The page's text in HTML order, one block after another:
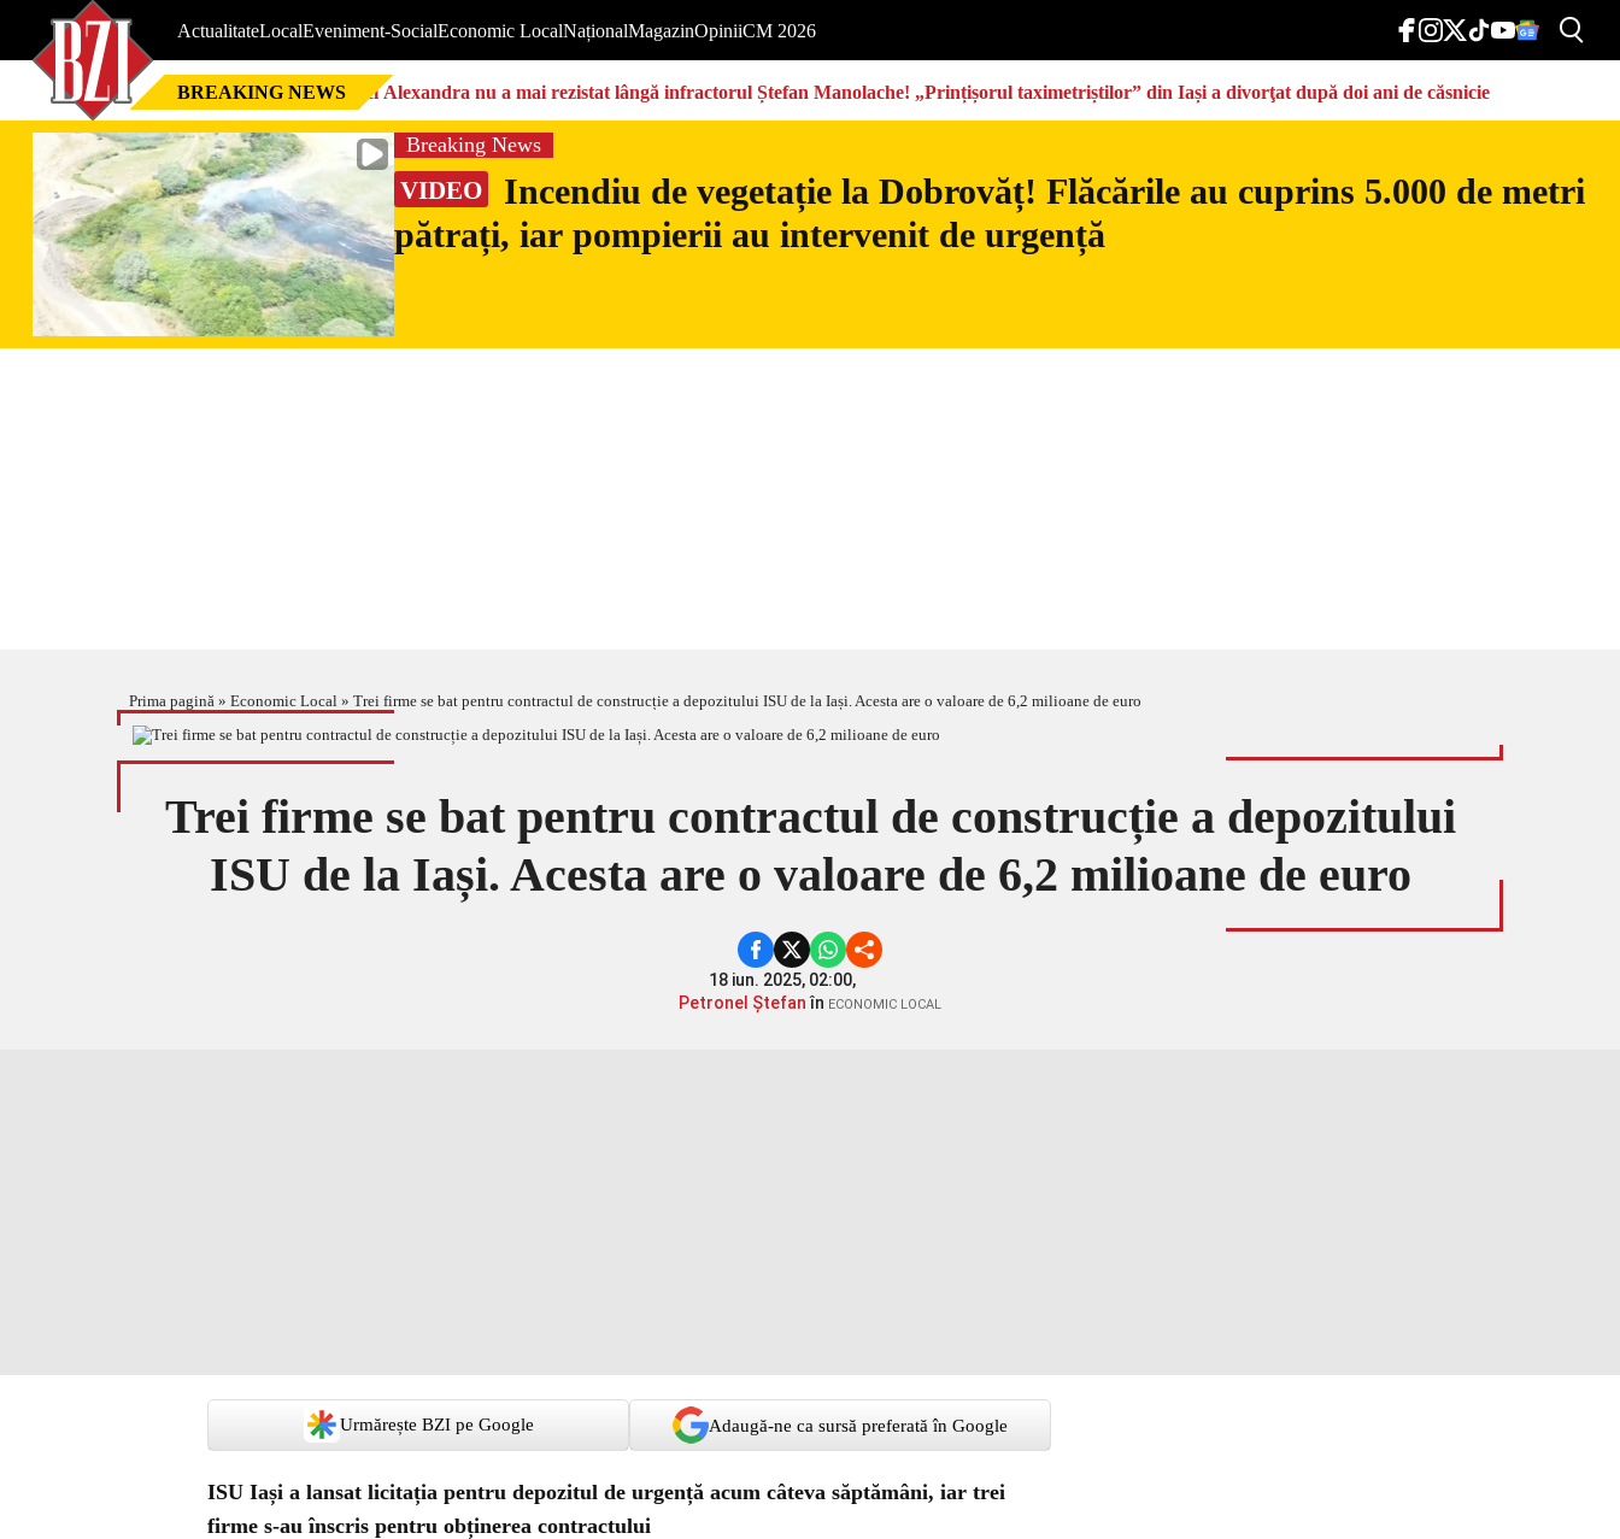
ActualitateLocalEveniment-SocialEconomic LocalNaționalMagazinOpiniiCM 2026
BREAKING NEWS Nici Alexandra nu a mai rezistat lângă infractorul Ștefan Manolache! „Prințișorul taximetriștilor” din Iași a divorţat după doi ani de căsnicie
Breaking News
VIDEO
Incendiu de vegetație la Dobrovăț! Flăcările au cuprins 5.000 de metri
pătrați, iar pompierii au intervenit de urgență
Prima pagină » Economic Local » Trei firme se bat pentru contractul de construcție a depozitului ISU de la Iași. Acesta are o valoare de 6,2 milioane de euro
Trei firme se bat pentru contractul de construcție a depozitului
ISU de la Iași. Acesta are o valoare de 6,2 milioane de euro
18 iun. 2025, 02:00,
Petronel Ștefanîn ECONOMIC LOCAL
Urmărește BZI pe Google Adaugă-ne ca sursă preferată în Google
ISU Iași a lansat licitația pentru depozitul de urgență acum câteva săptămâni, iar trei
firme s-au înscris pentru obținerea contractului